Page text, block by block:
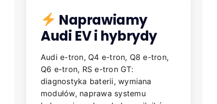
Naprawiamy
Audi EV i hybrydy
Audi e-tron, Q4 e-tron, Q8 e-tron,
Q6 e-tron, RS e-tron GT:
diagnostyka baterii, wymiana
modułów, naprawa systemu